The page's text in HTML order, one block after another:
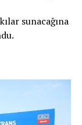
sunacağına